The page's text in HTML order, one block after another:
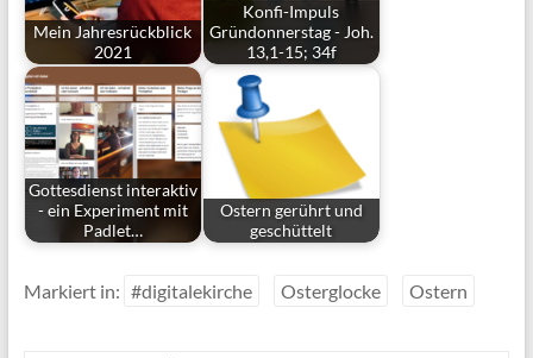
Mein Jahresrückblick
2021
Konfi-Impuls
Gründonnerstag - Joh.
13,1-15; 34f
Gottesdienst interaktiv
- ein Experiment mit
Padlet…
Ostern gerührt und
geschüttelt
Markiert in: #digitalekirche Osterglocke Ostern